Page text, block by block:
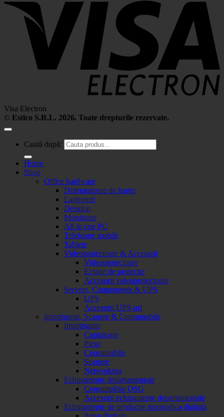
Visa Electron
© Estico S.R.L. 2026. Toate drepturile rezervate.
Caută după:
Home
Shop
Office hardware
Distrugatoare de hartie
Laptopuri
Desktop
Monitoare
All in one PC
Telefoane mobile
Tablete
Videoproiectoare & Accesorii
Videoproiectoare
Ecrane de proiectie
Accesorii videoproiectoare
Servere, Componente & UPS
UPS
Accesorii UPS-uri
Imprimante, Scanere & Consumabile
Imprimante
Copiatoare
Piese
Consumabile
Scanere
Networking
Echipamente departamentale
Consumabile OSG
Accesorii echipamente departamentale
Echipamente de productie tipografica digitala